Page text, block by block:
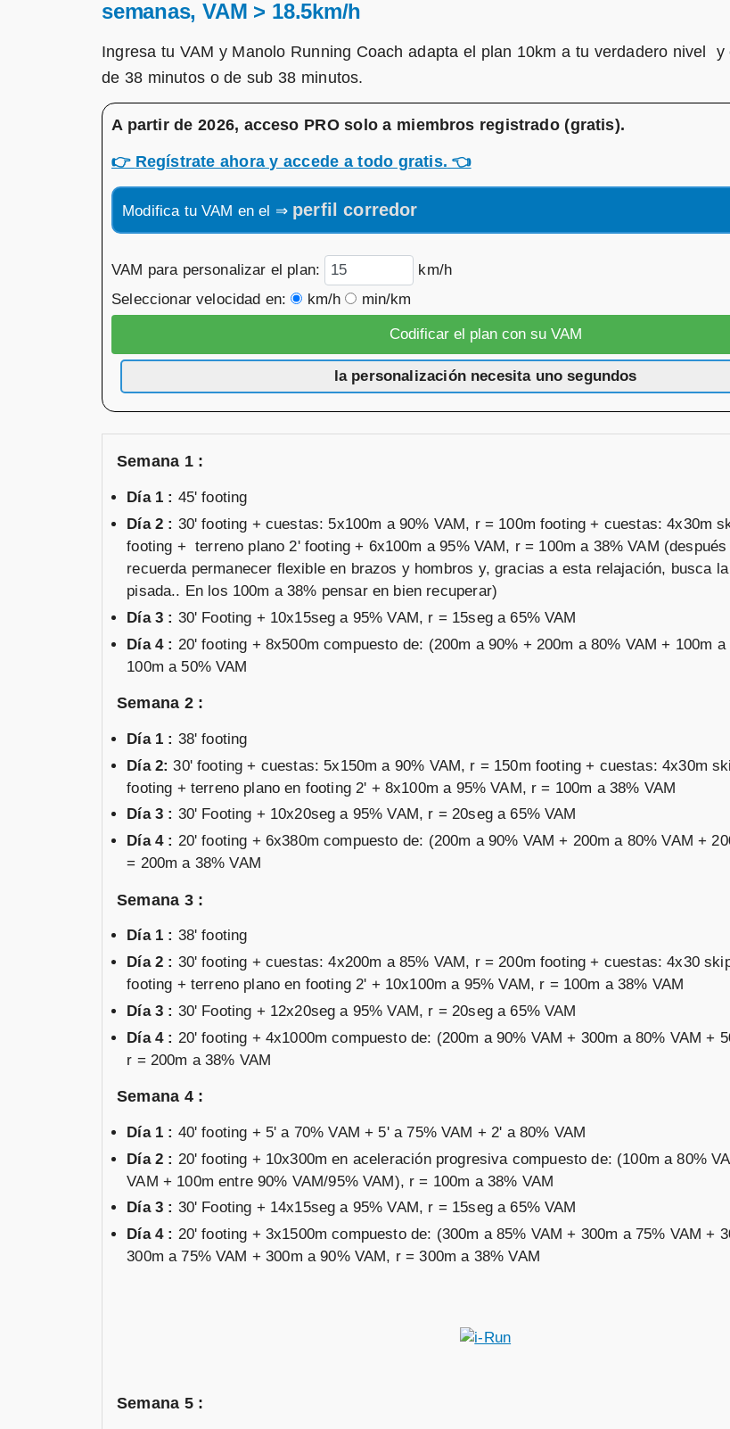
semanas, VAM > 18.5km/h
Ingresa tu VAM y Manolo Running Coach adapta el plan 10km a tu verdadero nivel y
de 38 minutos o de sub 38 minutos.
A partir de 2026, acceso PRO solo a miembros registrado (gratis).
👉 Regístrate ahora y accede a todo gratis. 👈
Modifica tu VAM en el ⇒ perfil corredor
VAM para personalizar el plan:
km/h
Seleccionar velocidad en:
km/h min/km
la personalización necesita uno segundos
Semana 1 :
Día 1 : 45' footing
Día 2 : 30' footing + cuestas: 5x100m a 90% VAM, r = 100m footing + cuestas: 4x30m
footing + terreno plano 2' footing + 6x100m a 95% VAM, r = 100m a 38% VAM
recuerda permanecer flexible en brazos y hombros y, gracias a esta relajación, busca
pisada.. En los 100m a 38% pensar en bien recuperar)
Día 3 : 30' Footing + 10x15seg a 95% VAM, r = 15seg a 65% VAM
Día 4 : 20' footing + 8x500m compuesto de: (200m a 90% + 200m a 80% VAM + 100m
100m a 50% VAM
Semana 2 :
Día 1 : 38' footing
Día 2: 30' footing + cuestas: 5x150m a 90% VAM, r = 150m footing + cuestas: 4x30m
footing + terreno plano en footing 2' + 8x100m a 95% VAM, r = 100m a 38% VAM
Día 3 : 30' Footing + 10x20seg a 95% VAM, r = 20seg a 65% VAM
Día 4 : 20' footing + 6x380m compuesto de: (200m a 90% VAM + 200m a 80% VAM +
= 200m a 38% VAM
Semana 3 :
Día 1 : 38' footing
Día 2 : 30' footing + cuestas: 4x200m a 85% VAM, r = 200m footing + cuestas: 4x30
footing + terreno plano en footing 2' + 10x100m a 95% VAM, r = 100m a 38% VAM
Día 3 : 30' Footing + 12x20seg a 95% VAM, r = 20seg a 65% VAM
Día 4 : 20' footing + 4x1000m compuesto de: (200m a 90% VAM + 300m a 80% VAM +
r = 200m a 38% VAM
Semana 4 :
Día 1 : 40' footing + 5' a 70% VAM + 5' a 75% VAM + 2' a 80% VAM
Día 2 : 20' footing + 10x300m en aceleración progresiva compuesto de: (100m a 80%
VAM + 100m entre 90% VAM/95% VAM), r = 100m a 38% VAM
Día 3 : 30' Footing + 14x15seg a 95% VAM, r = 15seg a 65% VAM
Día 4 : 20' footing + 3x1500m compuesto de: (300m a 85% VAM + 300m a 75% VAM +
300m a 75% VAM + 300m a 90% VAM, r = 300m a 38% VAM
Semana 5 :